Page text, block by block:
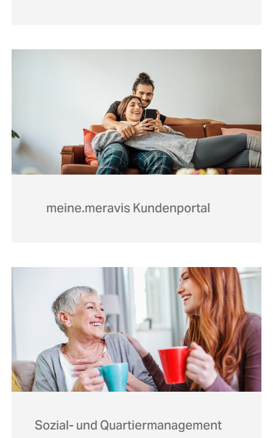
meine.meravis Kundenportal
Sozial- und Quartiermanagement